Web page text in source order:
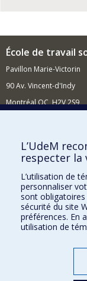
École de travail
Pavillon Marie-Victorin
90 Av. Vincent-d'Indy
Montréal QC H2V 2S9
Comment soutenir
BESOIN D'AIDE?
Plan du site
Signaler une erreur
Accessibilité
FACULTÉ DES ARTS
Nos départements et
L’UdeM
respecter la
L’utilisation de
personnaliser
sont
sécurité du site
préférences. En
utilisation de